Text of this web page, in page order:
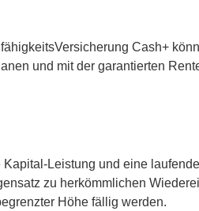
Cash+
und mit der garantierten
Leistung und eine
zu herkömmlichen
Höhe fällig werden.